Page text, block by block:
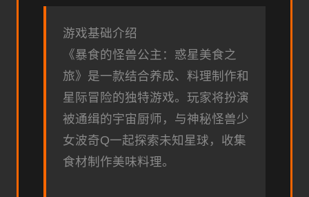
游戏基础介绍
《暴食的怪兽公主：惑星美食之
旅》是一款结合养成、料理制作和
星际冒险的独特游戏。玩家将扮演
被通缉的宇宙厨师，与神秘怪兽少
女波奇Q一起探索未知星球，收集
食材制作美味料理。